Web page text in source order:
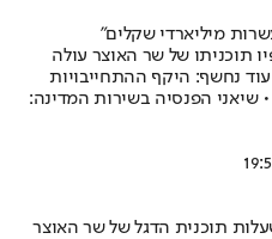
מיליארדי שקלים"
הנתון שלפיו תוכניתו של שר האוצר עולה
• עוד נחשף: היקף ההתחייבויות
שקלים • שיאני הפנסיה בשירות המדינה:
תוכנית הדגל של שר האוצר